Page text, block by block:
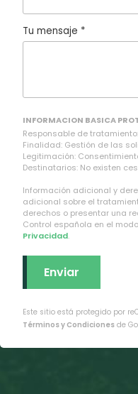
Tu mensaje *
INFORMACION BASICA
Responsable de
Finalidad: Gestión de las
Legitimación:
Destinatarios: No existen
Información adicional y
adicional sobre el
derechos o presentar una
Control española en el
Privacidad.
Este sitio está protegido por
Términos y Condiciones de